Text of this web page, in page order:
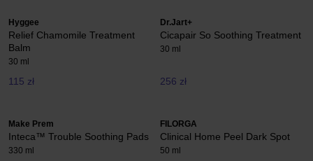
Hyggee
Relief Chamomile Treatment
Balm
30 ml
115 zł
Dr.Jart+
Cicapair So Soothing Treatment
30 ml
256 zł
Make Prem
Inteca™ Trouble Soothing Pads
330 ml
FILORGA
Clinical Home Peel Dark Spot
50 ml